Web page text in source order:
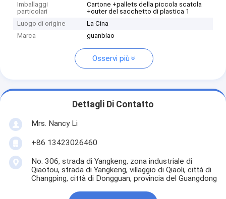
Imballaggi
particolari
Cartone +pallets della piccola scatola
+outer del sacchetto di plastica 1
Luogo di origine
La Cina
Marca
guanbiao
Osservi più
Dettagli Di Contatto
Mrs. Nancy Li
+86 13423026460
No. 306, strada di Yangkeng, zona industriale di
Qiaotou, strada di Yangkeng, villaggio di Qiaoli, città di
Changping, città di Dongguan, provincia del Guangdong